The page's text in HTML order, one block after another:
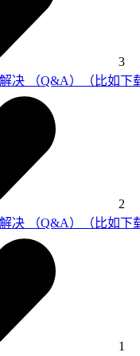
3
决 （Q&A）（比如下
2
决 （Q&A）（比如下
1